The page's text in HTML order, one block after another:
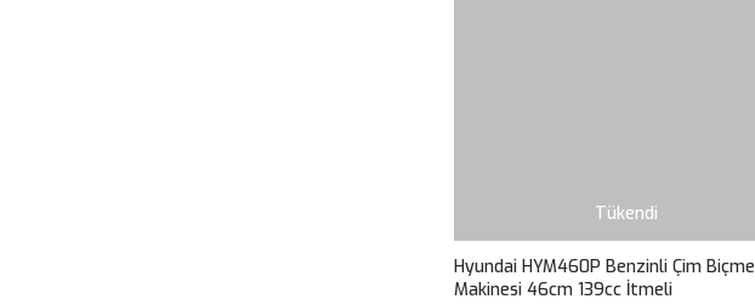
Tükendi
Hyundai HYM460P Benzinli Çim Biçme
Makinesi 46cm 139cc İtmeli